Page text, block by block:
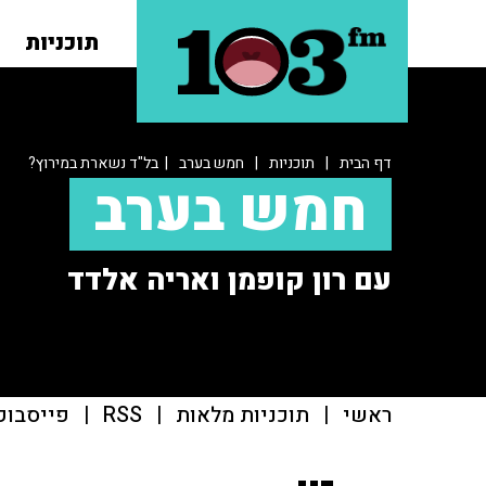
תוכניות
דף הבית | תוכניות | חמש בערב | בל"ד נשארת במירוץ?
חמש בערב
עם רון קופמן ואריה אלדד
ראשי | תוכניות מלאות |
RSS
|